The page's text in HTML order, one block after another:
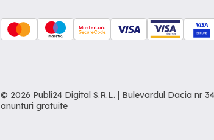
© 2026 Publi24 Digital S.R.L. | Bulevardul Dacia nr
anunturi gratuite